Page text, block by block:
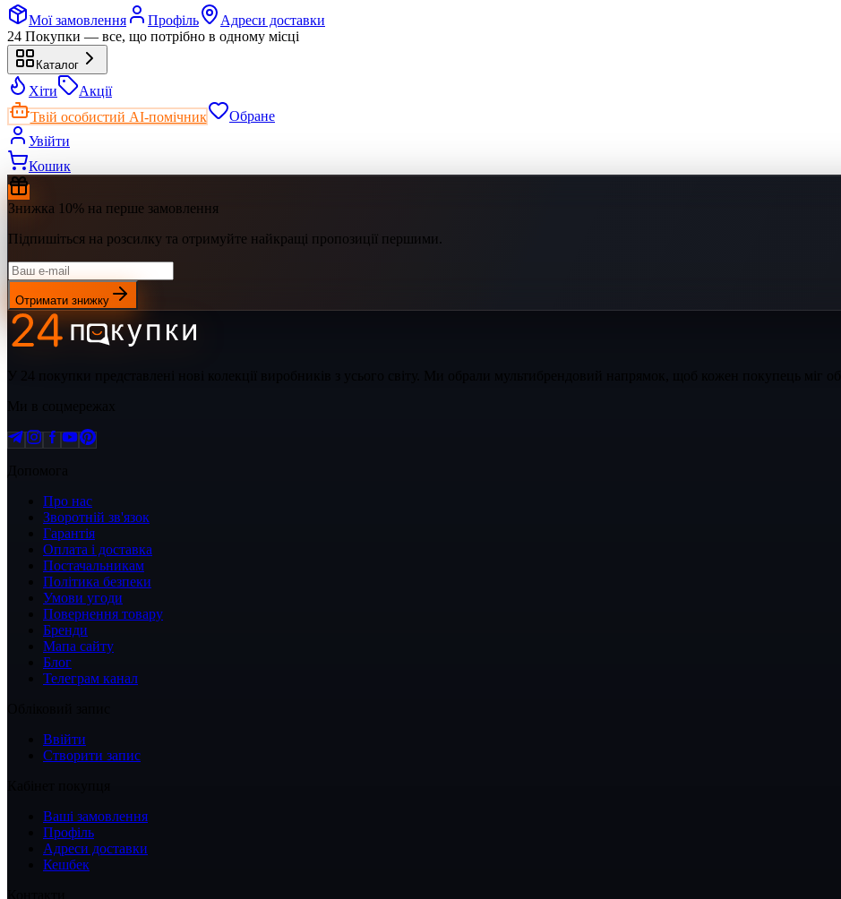
Мої замовлення Профіль
Адреси доставки
24 Покупки — все, що потрібно в одному місці
Каталог
Хіти
Акції
Твій особистий AI-помічник
Обране
Увійти
Кошик
Знижка 10% на перше замовлення
Підпишіться на розсилку та отримуйте найкращі пропозиції першими.
Отримати знижку
Про нас
Зворотній зв'язок
Гарантія
Оплата і доставка
Постачальникам
Політика безпеки
Умови угоди
Повернення товару
Бренди
Мапа сайту
Блог
Телеграм канал
Ввійти
Створити запис
Ваші замовлення
Профіль
Адреси доставки
Кешбек